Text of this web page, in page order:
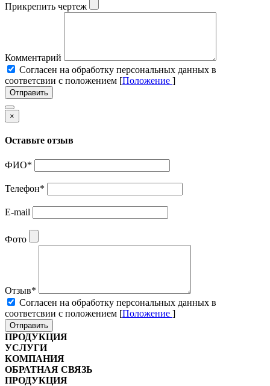
Прикрепить чертеж
Комментарий
Cогласен на обработку персональных данных в
соответсвии с положением [Положение ]
Отправить
×
Оставьте отзыв
ФИО*
Телефон*
E-mail
Фото
Отзыв*
Cогласен на обработку персональных данных в
соответсвии с положением [Положение ]
Отправить
ПРОДУКЦИЯ
УСЛУГИ
КОМПАНИЯ
ОБРАТНАЯ СВЯЗЬ
ПРОДУКЦИЯ